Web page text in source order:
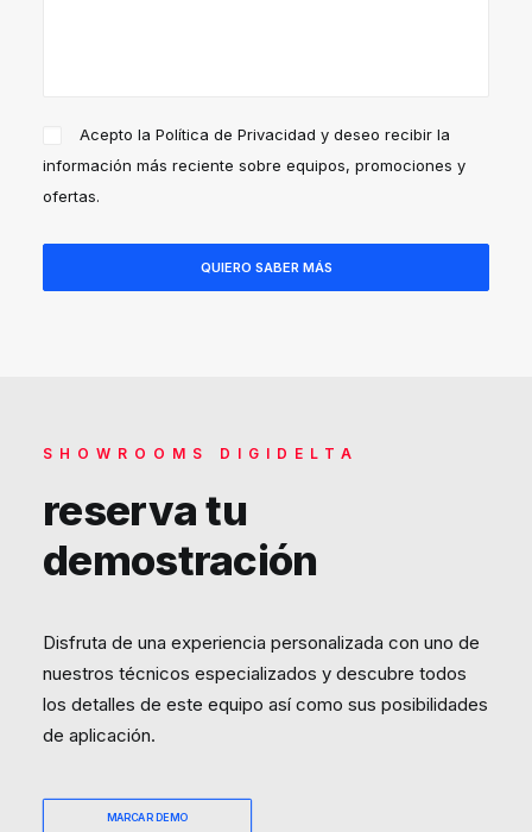
Acepto laPolítica de Privacidad y deseo recibir la
información más reciente sobre equipos, promociones y
ofertas.
SHOWROOMS DIGIDELTA
reserva tu
demostración
Disfruta de una experiencia personalizada con uno de
nuestros técnicos especializados y descubre todos
los detalles de este equipo así como sus posibilidades
de aplicación.
MARCAR DEMO